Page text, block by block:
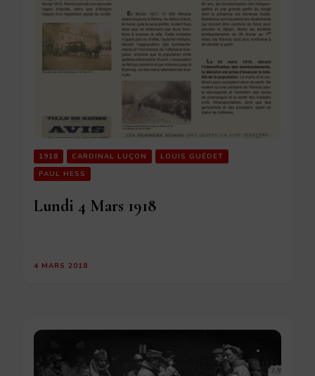
1918 CARDINAL LUÇON
LOUIS GUÉDET
PAUL HESS
Lundi 4 Mars 1918
4 MARS 2018